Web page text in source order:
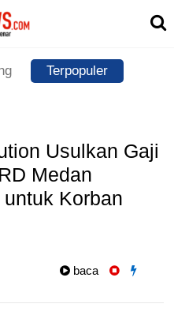
Terpopuler
Usulkan Gaji
Medan
Korban
baca